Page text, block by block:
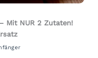
Mit NUR 2 Zutaten!